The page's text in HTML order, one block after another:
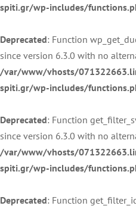
spiti.gr/wp-includes/
Deprecated: Function
since version 6.3.0 with no
/var/www/vhosts/
spiti.gr/wp-includes/
Deprecated: Function
since version 6.3.0 with no
/var/www/vhosts/
spiti.gr/wp-includes/
Deprecated: Function